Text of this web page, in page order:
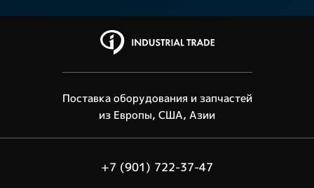
Поставка оборудования и запчастей
из Европы, США, Азии
+7 (901) 722-37-47